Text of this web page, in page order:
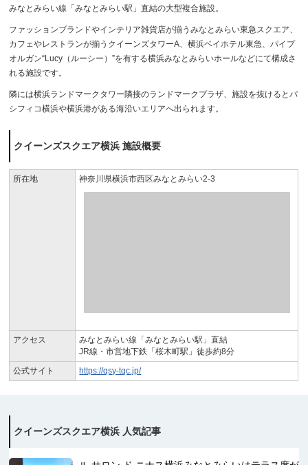
みなとみらい線「みなとみらい駅」直結の大型複合施設。
ファッションブランドやインテリア雑貨店が揃うみなとみらい東急スクエア、
カフェやレストランが揃うクイーンズタワーA、横浜ベイホテル東急、パイプ
オルガン“Lucy（ルーシー）”を有する横浜みなとみらいホールなどにて構成さ
れる施設です。
隣には横浜ランドマークタワー隣接のランドマークプラザ、施設を抜けるとパ
シフィコ横浜や横浜港がある海沿いエリアへ出られます。
クイーンズスクエア横浜 施設概要
所在地 神奈川県横浜市西区みなとみらい2-3
アクセス
みなとみらい線「みなとみらい駅」直結
JR線・市営地下鉄「桜木町駅」徒歩約8分
公式サイト
https://qsy-tqc.jp/
クイーンズスクエア横浜 人気記事